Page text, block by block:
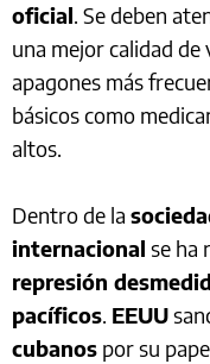
oficial. Se deben
una mejor calidad
apagones más
básicos como
altos.
Dentro de la
internacional se ha
represión
pacíficos. EEUU
cubanos por su